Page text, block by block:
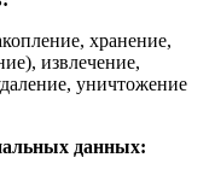
хранение,
извлечение,
уничтожение
данных: